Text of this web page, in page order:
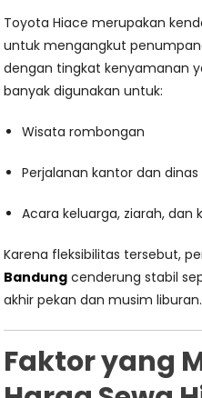
Toyota Hiace merupakan
untuk mengangkut
dengan tingkat kenyamanan
banyak digunakan untuk:
Wisata rombongan
Perjalanan kantor dan dinas
Acara keluarga, ziarah, dan
Karena fleksibilitas tersebut,
Bandung cenderung stabil
akhir pekan dan musim liburan.
Faktor yang